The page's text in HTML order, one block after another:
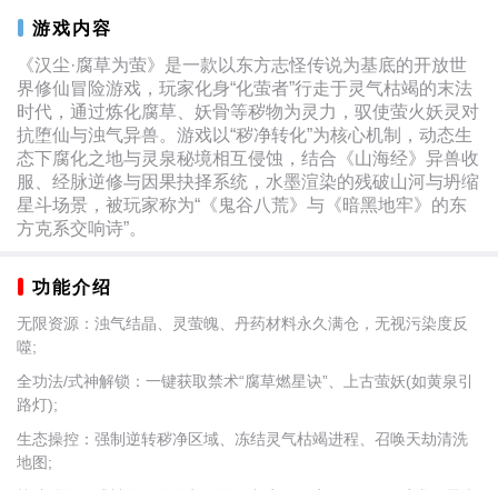
游戏内容
《汉尘·腐草为萤》是一款以东方志怪传说为基底的开放世
界修仙冒险游戏，玩家化身“化萤者”行走于灵气枯竭的末法
时代，通过炼化腐草、妖骨等秽物为灵力，驭使萤火妖灵对
抗堕仙与浊气异兽。游戏以“秽净转化”为核心机制，动态生
态下腐化之地与灵泉秘境相互侵蚀，结合《山海经》异兽收
服、经脉逆修与因果抉择系统，水墨渲染的残破山河与坍缩
星斗场景，被玩家称为“《鬼谷八荒》与《暗黑地牢》的东
方克系交响诗”。
功能介绍
无限资源：浊气结晶、灵萤魄、丹药材料永久满仓，无视污染度反
噬;
全功法/式神解锁：一键获取禁术“腐草燃星诀”、上古萤妖(如黄泉引
路灯);
生态操控：强制逆转秽净区域、冻结灵气枯竭进程、召唤天劫清洗
地图;